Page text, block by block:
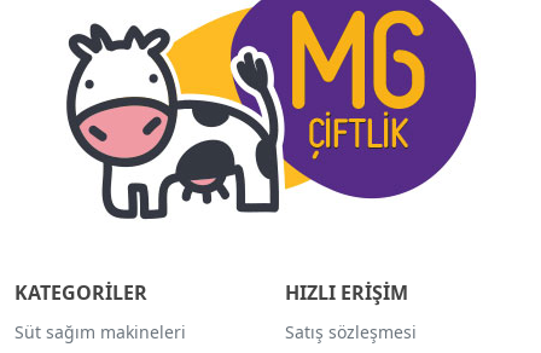
KATEGORİLER
Süt sağım makineleri
HIZLI ERİŞİM
Satış sözleşmesi